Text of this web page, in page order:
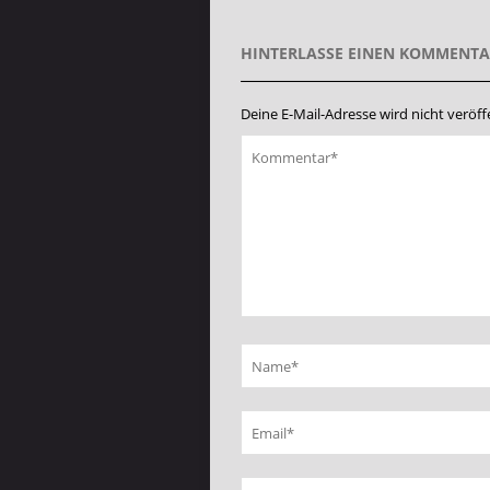
HINTERLASSE EINEN
Deine E-Mail-Adresse wird nicht